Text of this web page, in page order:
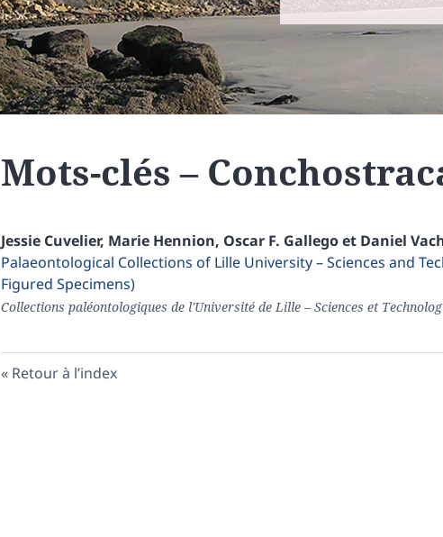
Mots-clés –
Jessie Cuvelier, Marie Hennion, Oscar F. Gallegoet Daniel
Palaeontological Collections of Lille University – Sciences and
Figured Specimens)
Collections paléontologiques de l'Université de Lille – Sciences et
Retour à l’index